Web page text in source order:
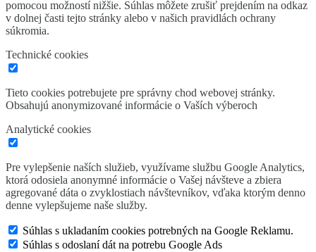
pomocou možností nižšie. Súhlas môžete zrušiť prejdením na odkaz
v dolnej časti tejto stránky alebo v našich pravidlách ochrany
súkromia.
Technické cookies
Tieto cookies potrebujete pre správny chod webovej stránky.
Obsahujú anonymizované informácie o Vaších výberoch
Analytické cookies
Pre vylepšenie naších služieb, využívame službu Google Analytics,
ktorá odosiela anonymné informácie o Vašej návšteve a zbiera
agregované dáta o zvyklostiach návštevníkov, vďaka ktorým denno
denne vylepšujeme naše služby.
Súhlas s ukladaním cookies potrebných na Google Reklamu.
Súhlas s odoslaní dát na potrebu Google Ads